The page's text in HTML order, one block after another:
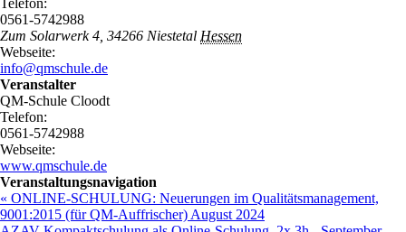
Telefon:
0561-5742988
Zum Solarwerk 4 34266 Niestetal Hessen
Webseite:
info@qmschule.de
Veranstalter
QM-Schule Cloodt
Telefon:
0561-5742988
Webseite:
www.qmschule.de
Veranstaltungsnavigation
« ONLINE-SCHULUNG: Neuerungen im Qualitätsmanagement,
9001:2015 (für QM-Auffrischer) August 2024